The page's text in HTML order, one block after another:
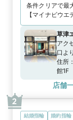
条件クリアで最
【マイナビウ
草津
アク
口よ
駐車
住所：
館1F
店舗
結婚指輪 婚約指輪
2